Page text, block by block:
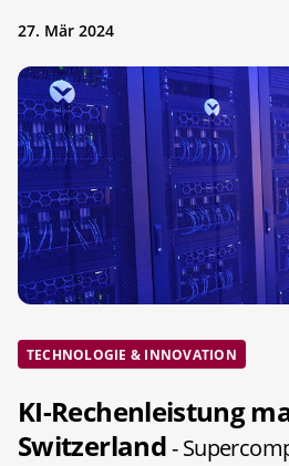
27. Mär 2024
TECHNOLOGIE & INNOVATION
KI-Rechenleistung
Switzerland-